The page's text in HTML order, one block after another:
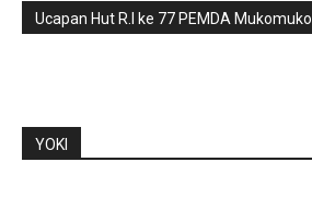
Ucapan Hut R.I ke 77 PEMDA Mukomuko
YOKI